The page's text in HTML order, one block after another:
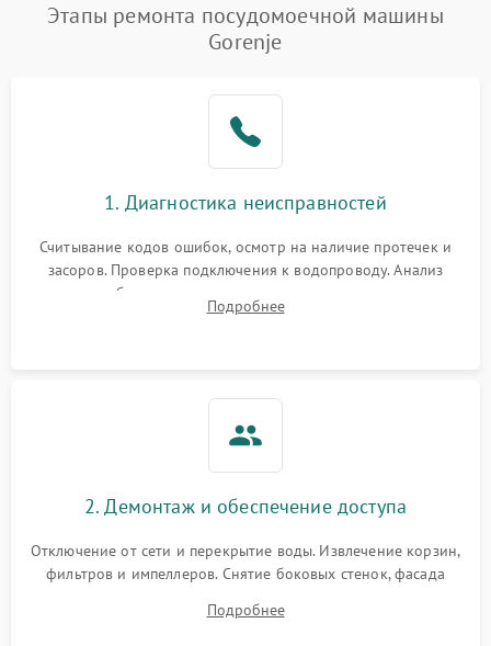
Этапы ремонта посудомоечной машины
Gorenje
1. Диагностика неисправностей
Считывание кодов ошибок, осмотр на наличие протечек и
засоров. Проверка подключения к водопроводу. Анализ
жалоб на отсутствие слива, нагрева, вращения
разбрызгивателей или срабатывание системы защиты
Подробнее
2. Демонтаж и обеспечение доступа
Отключение от сети и перекрытие воды. Извлечение корзин,
фильтров и импеллеров. Снятие боковых стенок, фасада
циркуляционному насосу, ТЭНу и сливной помпе.
Подробнее